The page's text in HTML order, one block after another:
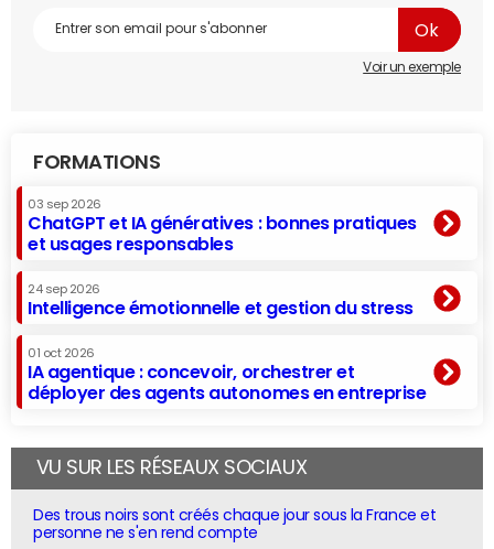
Voir un exemple
FORMATIONS
03 sep 2026
ChatGPT et IA génératives : bonnes pratiques
et usages responsables
24 sep 2026
Intelligence émotionnelle et gestion du stress
01 oct 2026
IA agentique : concevoir, orchestrer et
déployer des agents autonomes en entreprise
VU SUR LES RÉSEAUX SOCIAUX
Des trous noirs sont créés chaque jour sous la France et
personne ne s'en rend compte